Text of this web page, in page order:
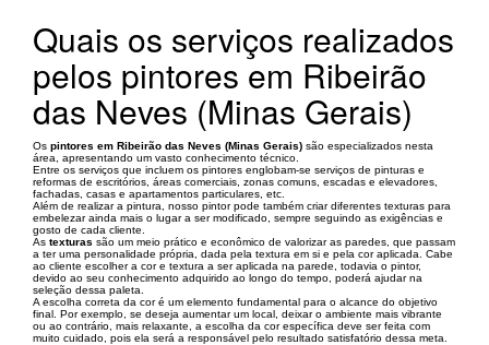
Quais os serviços realizados
pelos pintores em Ribeirão
das Neves (Minas Gerais)
Os pintores em Ribeirão das Neves (Minas Gerais) são especializados nesta
área, apresentando um vasto conhecimento técnico.
Entre os serviços que incluem os pintores englobam-se serviços de pinturas e
reformas de escritórios, áreas comerciais, zonas comuns, escadas e elevadores,
fachadas, casas e apartamentos particulares, etc.
Além de realizar a pintura, nosso pintor pode também criar diferentes texturas para
embelezar ainda mais o lugar a ser modificado, sempre seguindo as exigências e
gosto de cada cliente.
As texturas são um meio prático e econômico de valorizar as paredes, que passam
a ter uma personalidade própria, dada pela textura em si e pela cor aplicada. Cabe
ao cliente escolher a cor e textura a ser aplicada na parede, todavia o pintor,
devido ao seu conhecimento adquirido ao longo do tempo, poderá ajudar na
seleção dessa paleta.
A escolha correta da cor é um elemento fundamental para o alcance do objetivo
final. Por exemplo, se deseja aumentar um local, deixar o ambiente mais vibrante
ou ao contrário, mais relaxante, a escolha da cor específica deve ser feita com
muito cuidado, pois ela será a responsável pelo resultado satisfatório dessa meta.